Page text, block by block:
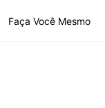
Faça Você Mesmo